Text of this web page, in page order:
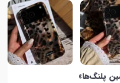
پلنگ‌ها»